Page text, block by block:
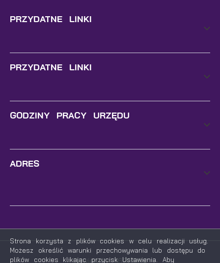
PRZYDATNE LINKI
PRZYDATNE LINKI
GODZINY PRACY URZĘDU
ADRES
Odwiedzin: 1635964
Strona korzysta z plików cookies w celu realizacji usług.
Możesz określić warunki przechowywania lub dostępu do
plików cookies klikając przycisk Ustawienia. Aby